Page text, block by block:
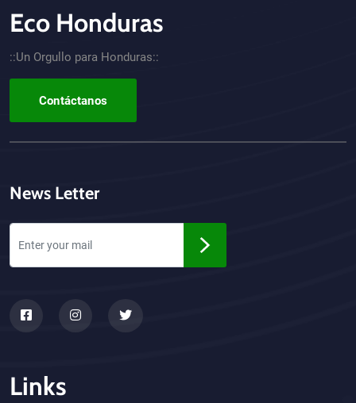
CTA - Footer
Eco Honduras
::Un Orgullo para Honduras::
Contáctanos
News Letter
Links